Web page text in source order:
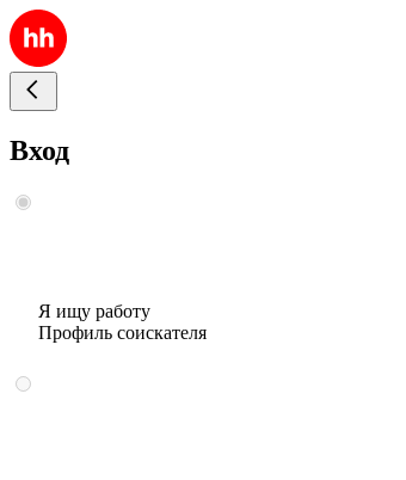
Вход
Я ищу работу
Профиль соискателя